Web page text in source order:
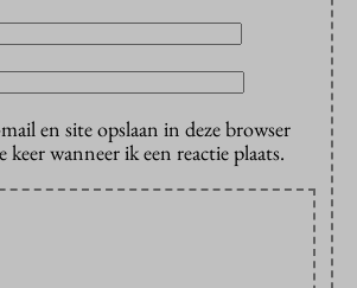
en site opslaan in deze browser
keer wanneer ik een reactie plaats.